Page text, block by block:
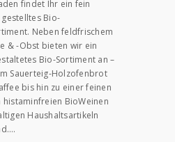
findet Ihr ein fein
Bio-
Neben feldfrischem
& -Obst bieten wir ein
Bio-Sortiment an –
Sauerteig-Holzofenbrot
bis hin zu einer feinen
histaminfreien BioWeinen
Haushaltsartikeln